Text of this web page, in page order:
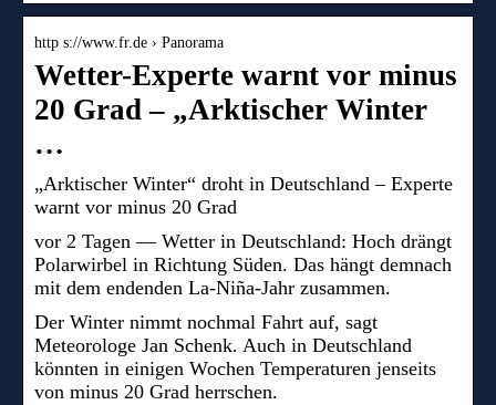
http s://www.fr.de › Panorama
Wetter-Experte warnt vor minus
20 Grad – „Arktischer Winter
…
„Arktischer Winter“ droht in Deutschland – Experte
warnt vor minus 20 Grad
vor 2 Tagen — Wetter in Deutschland: Hoch drängt
Polarwirbel in Richtung Süden. Das hängt demnach
mit dem endenden La-Niña-Jahr zusammen.
Der Winter nimmt nochmal Fahrt auf, sagt
Meteorologe Jan Schenk. Auch in Deutschland
könnten in einigen Wochen Temperaturen jenseits
von minus 20 Grad herrschen.